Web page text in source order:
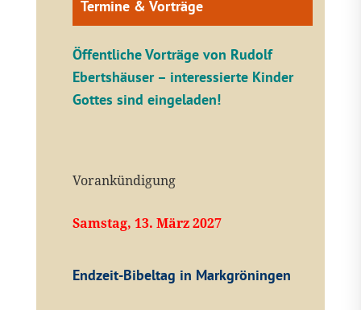
Termine & Vorträge
Öffentliche Vorträge von Rudolf
Ebertshäuser – interessierte Kinder
Gottes sind eingeladen!
Vorankündigung
Samstag, 13. März 2027
Endzeit-Bibeltag in Markgröningen